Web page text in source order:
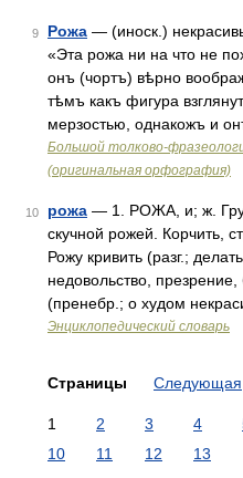
9 Рожа — (иноск.)
«Эта рожа ни на что не
онъ (чортъ) вѣрно
тѣмъ какъ фигура
мерзостью, однакожъ и
Большой толково-
(оригинальная орфография)
10 рожа — 1. РОЖА, и; ж.
скучной рожей. Корчить,
Рожу кривить (разг.;
недовольство,
(пренебр.; о худом
Энциклопедический словарь
Страницы Следующая
1 2 3 4
10
11 12 13